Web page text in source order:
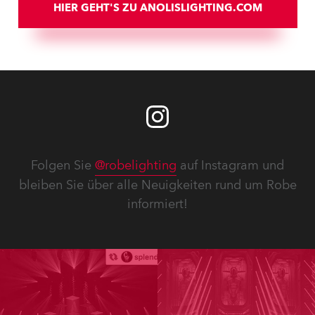
HIER GEHT'S ZU ANOLISLIGHTING.COM
Folgen Sie @robelighting auf Instagram und
bleiben Sie über alle Neuigkeiten rund um Robe
informiert!